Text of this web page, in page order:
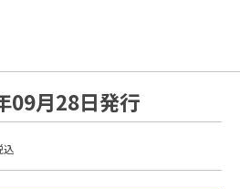
月28日発行
込